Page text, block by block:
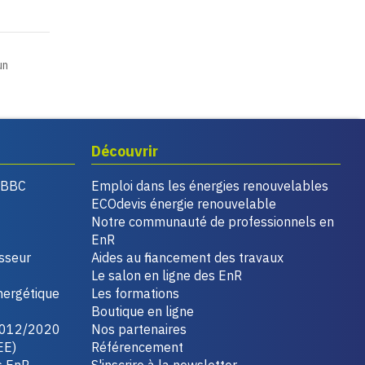
2020
Découvrir
Emploi dans les énergies renouvelables
ECOdevis énergie renouvelable
Notre communauté de professionnels en
EnR
Aides au financement des travaux
Le salon en ligne des EnR
Les formations
Boutique en ligne
Nos partenaires
Référencement